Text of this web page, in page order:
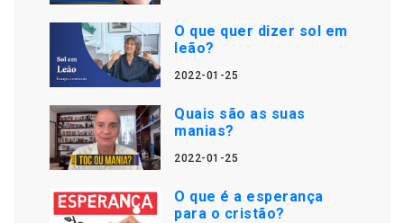
O que quer dizer sol em
leão?
2022-01-25
Quais são as suas
manias?
2022-01-25
O que é a esperança
para o cristão?